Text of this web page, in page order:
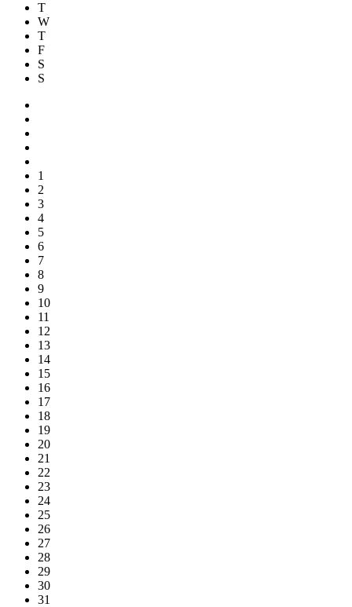
T
W
T
F
S
S
1
2
3
4
5
6
7
8
9
10
11
12
13
14
15
16
17
18
19
20
21
22
23
24
25
26
27
28
29
30
31